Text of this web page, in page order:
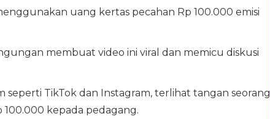
uang kertas pecahan Rp 100.000 emisi
membuat video ini viral dan memicu diskusi
seperti TikTok dan Instagram, terlihat tangan seorang
kepada pedagang.